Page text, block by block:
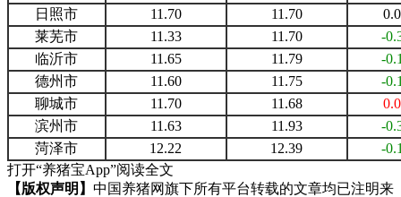
日照市
11.70 11.70
莱芜市
11.33 11.70
-
临沂市
11.65 11.79
-
德州市
11.60 11.75
-
聊城市
11.70 11.68
滨州市
11.63 11.93
-
菏泽市
12.22 12.39
-
打开“养猪宝App”阅读全文
【版权声明】 中国养猪网旗下所有平台转载的文章均已注明来